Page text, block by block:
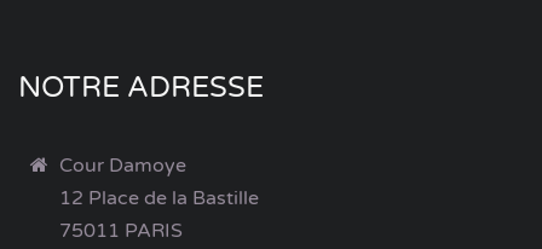
NOTRE ADRESSE
Cour Damoye
12 Place de la Bastille
75011 PARIS